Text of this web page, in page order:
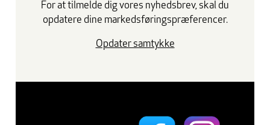
For at tilmelde dig vores nyhedsbrev, skal du
opdatere dine markedsføringspræferencer.
Opdater samtykke